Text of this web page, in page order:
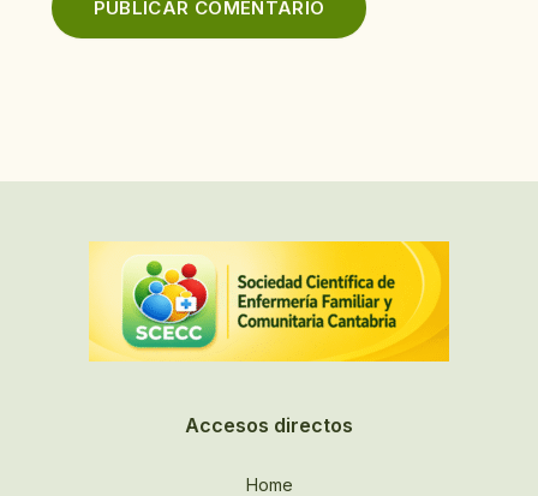
Accesos directos
Home